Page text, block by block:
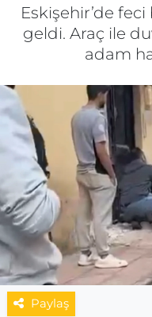
Eskişehir’de
geldi. Araç ile
adam
Paylaş
SAĞLIK
EĞİTİM
SPOR
MAGAZİN
Haber Arşivi